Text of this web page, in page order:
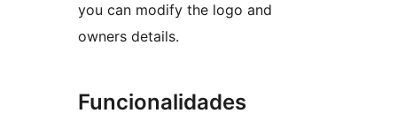
you can modify the logo and
owners details.
Funcionalidades